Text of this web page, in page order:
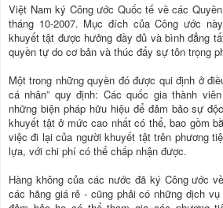
Việt Nam ký Công ước Quốc tế về các
tháng 10-2007. Mục đích của Công ước
khuyết tật được hưởng đầy đủ và bình đẳng
quyền tự do cơ bản và thúc đẩy sự tôn trọng
Một trong những quyền đó được qui định ở
cá nhân” quy định: Các quốc gia thành
những biện pháp hữu hiệu để đảm bảo sự
khuyết tật ở mức cao nhất có thể, bao gồm
việc đi lại của người khuyết tật trên phương
lựa, với chi phí có thể chấp nhận được.
Hàng không của các nước đã ký Công ước
các hãng giá rẻ - cũng phải có những dịch